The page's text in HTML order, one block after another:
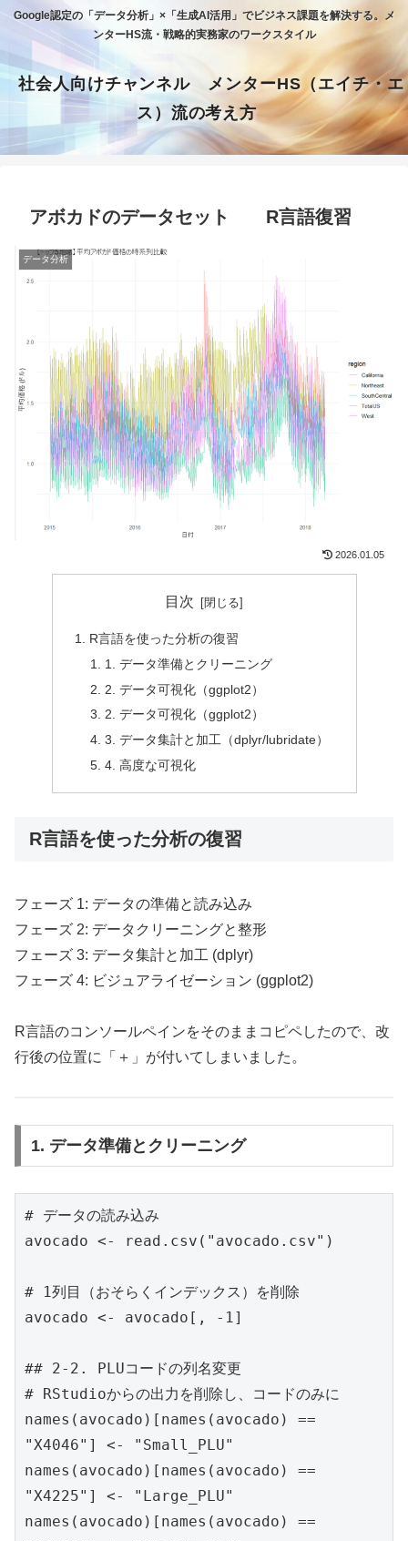
Google認定の「データ分析」×「生成AI活用」でビジネス課題を解決する。メ
ンターHS流・戦略的実務家のワークスタイル
社会人向けチャンネル メンターHS（エイチ・エ
ス）流の考え方
アボカドのデータセット R言語復習
データ分析
2026.01.05
目次
R言語を使った分析の復習
1. データ準備とクリーニング
2. データ可視化（ggplot2）
2. データ可視化（ggplot2）
3. データ集計と加工（dplyr/lubridate）
4. 高度な可視化
R言語を使った分析の復習
フェーズ 1: データの準備と読み込み
フェーズ 2: データクリーニングと整形
フェーズ 3: データ集計と加工 (dplyr)
フェーズ 4: ビジュアライゼーション (ggplot2)
R言語のコンソールペインをそのままコピペしたので、改
行後の位置に「＋」が付いてしまいました。
1. データ準備とクリーニング
# データの読み込み
avocado <- read.csv("avocado.csv")
# 1列目（おそらくインデックス）を削除
avocado <- avocado[, -1]
## 2-2. PLUコードの列名変更
# RStudioからの出力を削除し、コードのみに
names(avocado)[names(avocado) ==
"X4046"] <- "Small_PLU"
names(avocado)[names(avocado) ==
"X4225"] <- "Large_PLU"
names(avocado)[names(avocado) ==